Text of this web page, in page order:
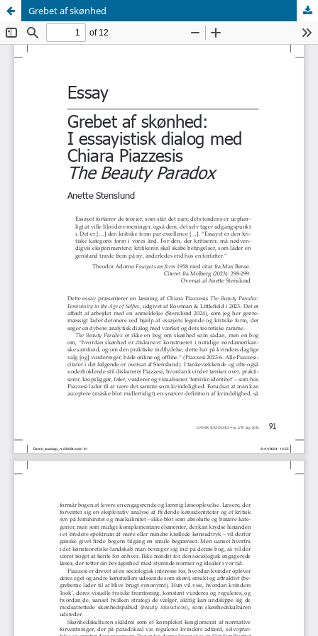
Grebet af skønhed